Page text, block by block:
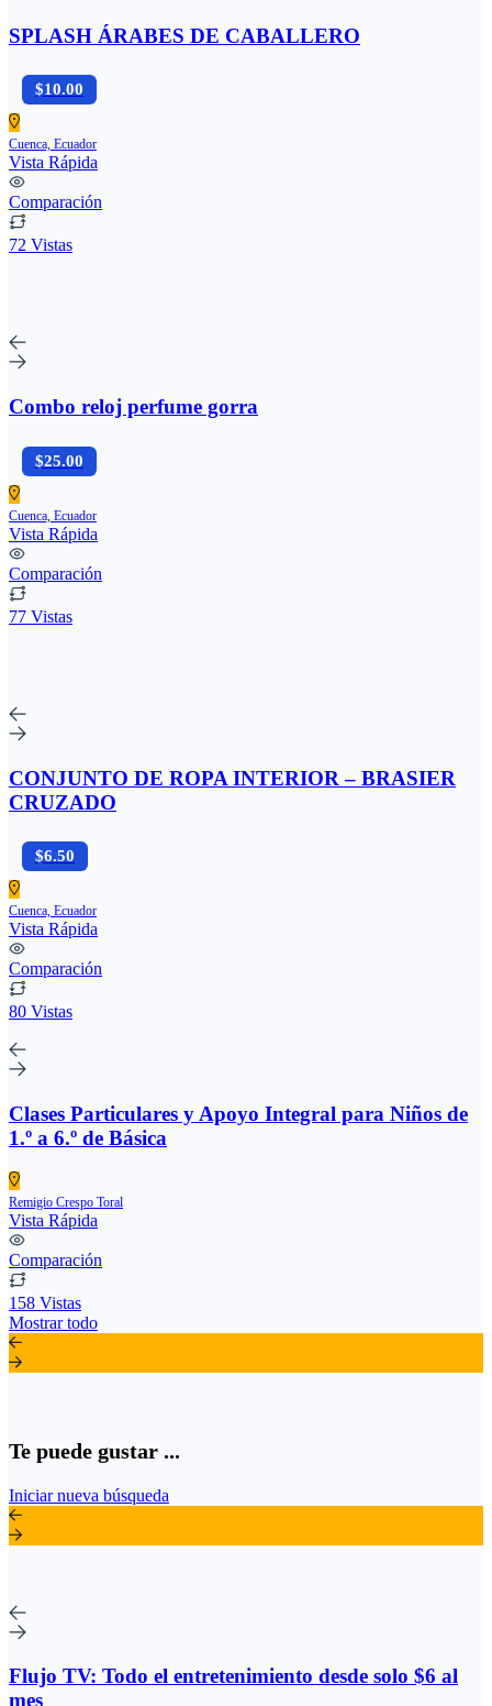
SPLASH ÁRABES DE CABALLERO
$10.00
Cuenca, Ecuador
Vista Rápida
Comparación
72 Vistas
Combo reloj perfume gorra
$25.00
Cuenca, Ecuador
Vista Rápida
Comparación
77 Vistas
CONJUNTO DE ROPA INTERIOR – BRASIER
CRUZADO
$6.50
Cuenca, Ecuador
Vista Rápida
Comparación
80 Vistas
Clases Particulares y Apoyo Integral para Niños de
1.º a 6.º de Básica
Remigio Crespo Toral
Vista Rápida
Comparación
158 Vistas
Mostrar todo
Te puede gustar ...
Iniciar nueva búsqueda
Flujo TV: Todo el entretenimiento desde solo $6 al
mes